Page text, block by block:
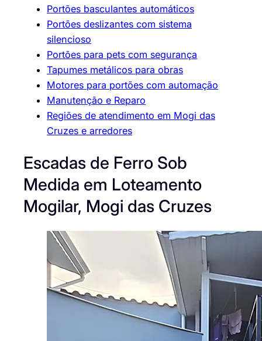
Portões basculantes automáticos
Portões deslizantes com sistema
silencioso
Portões para pets com segurança
Tapumes metálicos para obras
Motores para portões com automação
Manutenção e Reparo
Regiões de atendimento em Mogi das
Cruzes e arredores
Escadas de Ferro Sob
Medida em Loteamento
Mogilar, Mogi das Cruzes